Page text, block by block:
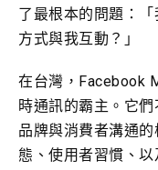
了最根本的問題：
方式與我互動？」
在台灣，Facebook
時通訊的霸主。它
品牌與消費者溝通
態、使用者習慣、